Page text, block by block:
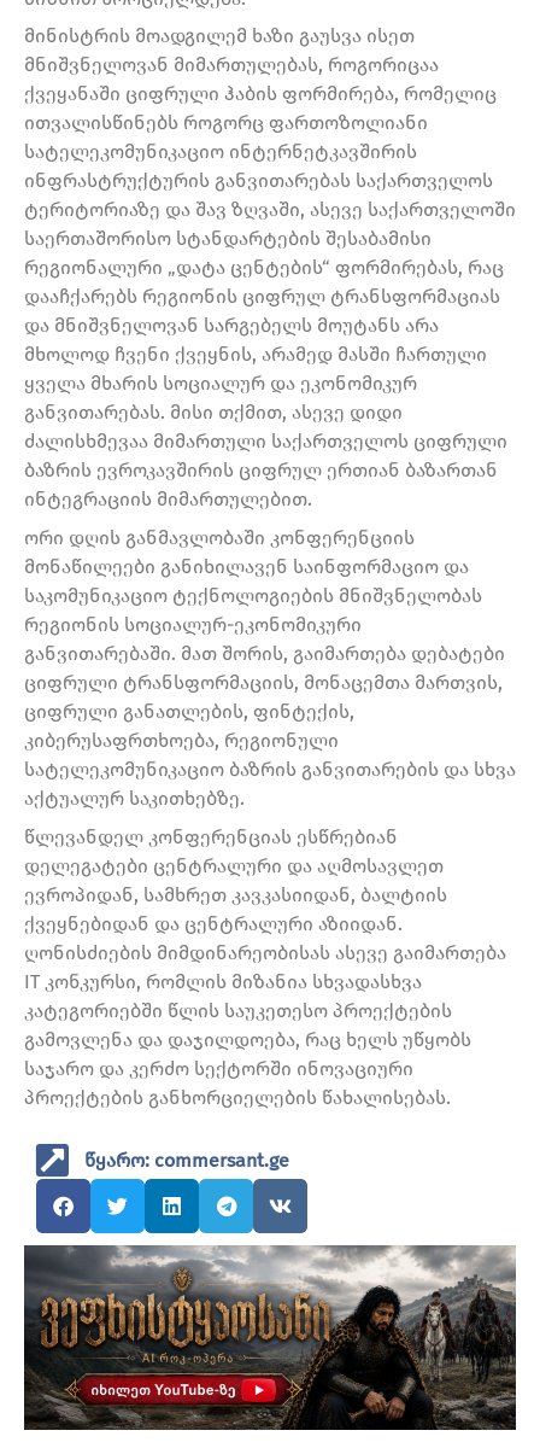
მინისტრის მოადგილემ ხაზი გაუსვა ისეთ
მნიშვნელოვან მიმართულებას, როგორიცაა
ქვეყანაში ციფრული ჰაბის ფორმირება, რომელიც
ითვალისწინებს როგორც ფართოზოლიანი
სატელეკომუნიკაციო ინტერნეტკავშირის
ინფრასტრუქტურის განვითარებას საქართველოს
ტერიტორიაზე და შავ ზღვაში, ასევე საქართველოში
საერთაშორისო სტანდარტების შესაბამისი
რეგიონალური „დატა ცენტების“ ფორმირებას, რაც
დააჩქარებს რეგიონის ციფრულ ტრანსფორმაციას
და მნიშვნელოვან სარგებელს მოუტანს არა
მხოლოდ ჩვენი ქვეყნის, არამედ მასში ჩართული
ყველა მხარის სოციალურ და ეკონომიკურ
განვითარებას. მისი თქმით, ასევე დიდი
ძალისხმევაა მიმართული საქართველოს ციფრული
ბაზრის ევროკავშირის ციფრულ ერთიან ბაზართან
ინტეგრაციის მიმართულებით.
ორი დღის განმავლობაში კონფერენციის
მონაწილეები განიხილავენ საინფორმაციო და
საკომუნიკაციო ტექნოლოგიების მნიშვნელობას
რეგიონის სოციალურ-ეკონომიკური
განვითარებაში. მათ შორის, გაიმართება დებატები
ციფრული ტრანსფორმაციის, მონაცემთა მართვის,
ციფრული განათლების, ფინტექის,
კიბერუსაფრთხოება, რეგიონული
სატელეკომუნიკაციო ბაზრის განვითარების და სხვა
აქტუალურ საკითხებზე.
წლევანდელ კონფერენციას ესწრებიან
დელეგატები ცენტრალური და აღმოსავლეთ
ევროპიდან, სამხრეთ კავკასიიდან, ბალტიის
ქვეყნებიდან და ცენტრალური აზიიდან.
ღონისძიების მიმდინარეობისას ასევე გაიმართება
IT კონკურსი, რომლის მიზანია სხვადასხვა
კატეგორიებში წლის საუკეთესო პროექტების
გამოვლენა და დაჯილდოება, რაც ხელს უწყობს
საჯარო და კერძო სექტორში ინოვაციური
პროექტების განხორციელების წახალისებას.
წყარო: commersant.ge